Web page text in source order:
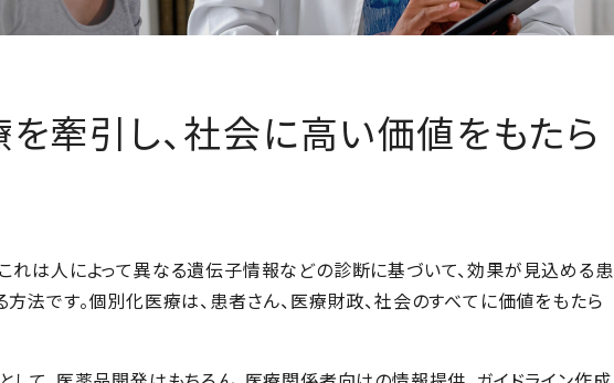
牽引し、社会に高い価値をもたら
れは人によって異なる遺伝子情報などの診断に基づいて、効果が見込める患
法です。個別化医療は、患者さん、医療財政、社会のすべてに価値をもたら